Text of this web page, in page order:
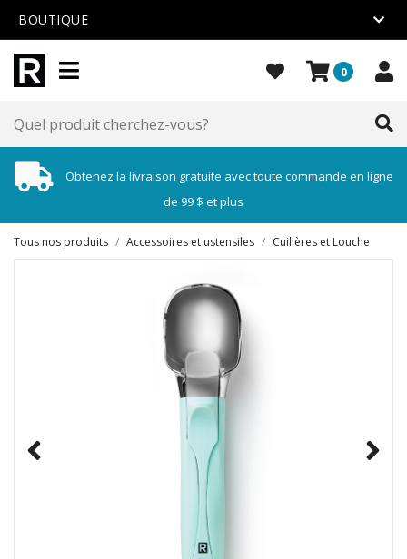
BOUTIQUE
0
Obtenez la livraison gratuite avec toute commande en ligne
de 99 $ et plus
Tous nos produits / Accessoires et ustensiles / Cuillères et Louche